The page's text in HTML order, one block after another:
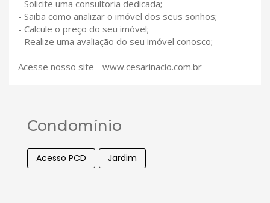
- Solicite uma consultoria dedicada;
- Saiba como analizar o imóvel dos seus sonhos;
- Calcule o preço do seu imóvel;
- Realize uma avaliação do seu imóvel conosco;
Acesse nosso site - www.cesarinacio.com.br
Condomínio
Acesso PCD Jardim